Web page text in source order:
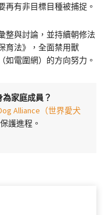
再有非目標目種被捕捉。
整與討論，並持續朝修法
育法》，全面禁用獸
如電圍網）的方向努力。
家庭成員？
Alliance（世界愛犬
護進程。